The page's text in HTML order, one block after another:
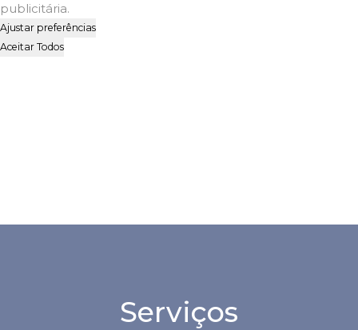
publicitária.
Ajustar preferências
Aceitar Todos
Serviços